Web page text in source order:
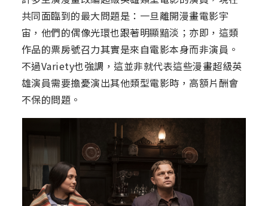
共同面臨到的最大問題是：一旦離開漫畫電影宇
宙，他們的偶像光環也跟著明顯黯淡；亦即，這類
作品的票房號召力其實是來自電影本身而非演員。
不過Variety也強調，這並非就代表這些漫畫超級英
雄演員需要擔憂演出其他類型電影時，高額片酬會
不保的問題。